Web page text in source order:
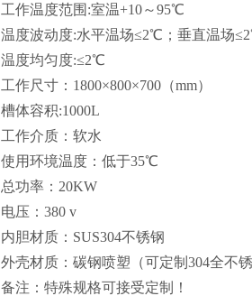
工作温度范围:室温+10～95℃
温度波动度:水平温场≤2℃；垂直温场
温度均匀度:≤2℃
工作尺寸：1800×800×700（mm）
槽体容积:1000L
工作介质：软水
使用环境温度：低于35℃
总功率：20KW
电压：380 v
内胆材质：SUS304不锈钢
外壳材质：碳钢喷塑（可定制304全不锈
备注：特殊规格可接受定制！